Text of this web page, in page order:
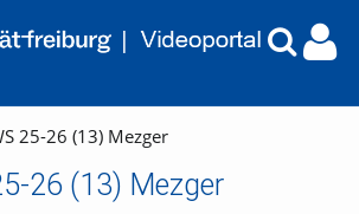
25-26 (13) Mezger
26 (13) Mezger